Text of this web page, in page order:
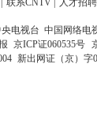
联系CNTV 人才招聘
央电视台 中国网络电
京ICP证060535号
新出网证（京）